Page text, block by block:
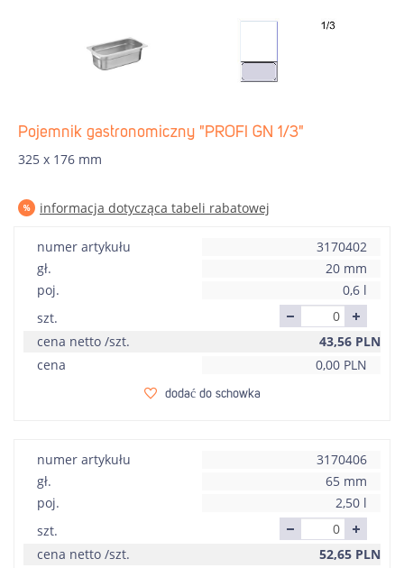
Pojemnik gastronomiczny "PROFI GN 1/3"
325 x 176 mm
informacja dotycząca tabeli rabatowej
numer artykułu
3170402
gł.
20 mm
poj.
0,6 l
szt.
cena netto /szt.
43,56 PLN
cena
0,00 PLN
dodać do schowka
numer artykułu
3170406
gł.
65 mm
poj.
2,50 l
szt.
cena netto /szt.
52,65 PLN